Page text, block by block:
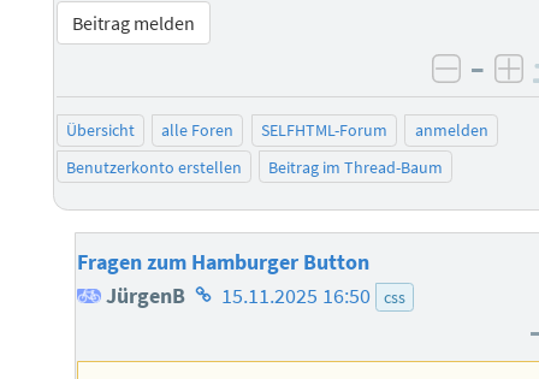
Beitrag melden
–
Übersicht alle Foren SELFHTML-Forum
anmelden
Benutzerkonto erstellen
Beitrag im Thread-Baum
Fragen zum Hamburger Button
JürgenB Homepage
Autors
15.11.2025 16:50 css